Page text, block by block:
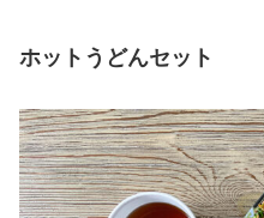
ホットうどんセット